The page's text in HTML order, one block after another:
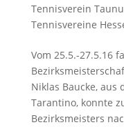
Tennisverein
Tennisvereine
Vom 25.5.-27.5.16
Niklas Baucke, aus
Tarantino, konnte
Bezirksmeisters